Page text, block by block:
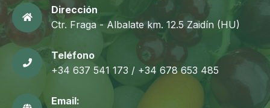
Dirección
Ctr. Fraga - Albalate km. 12.5 Zaidín (HU)
Teléfono
+34 637 541 173 / +34 678 653 485
Email: